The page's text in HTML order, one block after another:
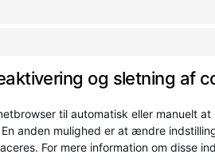
og sletning af
til automatisk eller manuelt
anden mulighed er at ændre
For mere information om disse